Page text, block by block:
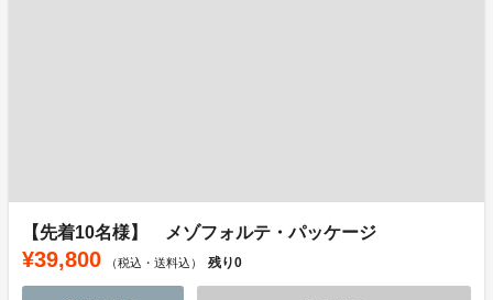
【先着10名様】 メゾフォルテ・パッケージ
¥39,800 （税込・送料込） 残り0